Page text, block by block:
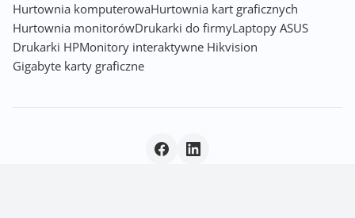
Hurtownia komputerowaHurtownia kart graficznych
Hurtownia monitorówDrukarki do firmyLaptopy ASUS
Drukarki HPMonitory interaktywne Hikvision
Gigabyte karty graficzne